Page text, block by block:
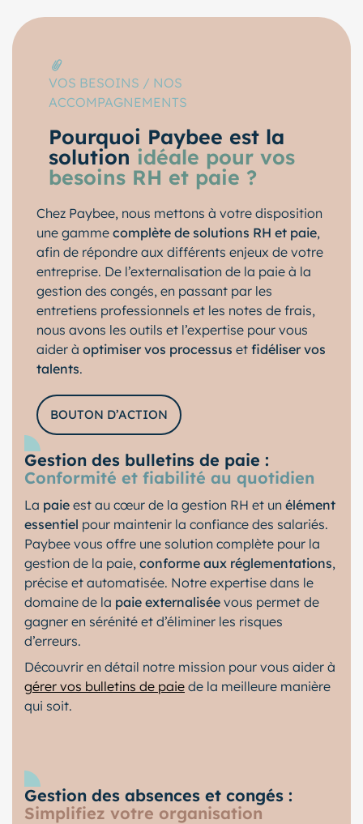
VOS BESOINS / NOS
ACCOMPAGNEMENTS
Pourquoi Paybee est la
solution idéale pour vos
besoins RH et paie ?
Chez Paybee, nous mettons à votre disposition
une gamme complète de solutions RH et paie,
afin de répondre aux différents enjeux de votre
entreprise. De l’externalisation de la paie à la
gestion des congés, en passant par les
entretiens professionnels et les notes de frais,
nous avons les outils et l’expertise pour vous
aider à optimiser vos processus et fidéliser vos
talents.
BOUTON D’ACTION
Gestion des bulletins de paie :
Conformité et fiabilité au quotidien
La paie est au cœur de la gestion RH et un élément
essentiel pour maintenir la confiance des salariés.
Paybee vous offre une solution complète pour la
gestion de la paie, conforme aux réglementations,
précise et automatisée. Notre expertise dans le
domaine de la paie externalisée vous permet de
gagner en sérénité et d’éliminer les risques
d’erreurs.
Découvrir en détail notre mission pour vous aider à
gérer vos bulletins de paie de la meilleure manière
qui soit.
Gestion des absences et congés :
Simplifiez votre organisation